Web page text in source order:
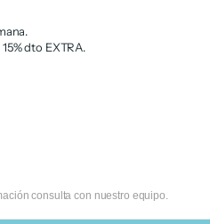
dto EXTRA.
consulta con nuestro equipo.